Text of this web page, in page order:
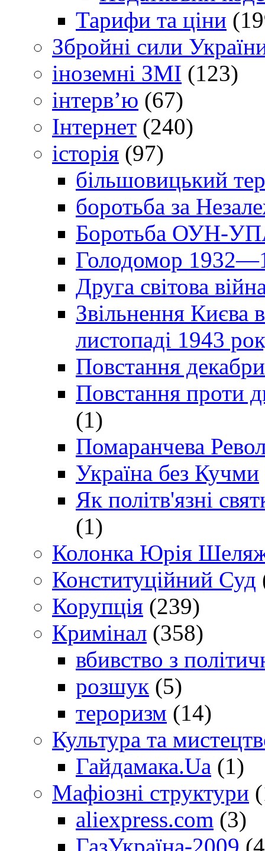
Тарифи та ціни
Збройні сили
іноземні ЗМІ (123)
інтерв’ю (67)
Інтернет (240)
історія (97)
більшовицький
боротьба за
Боротьба ОУН-УПА
Голодомор
Друга світова
Звільнення Києва
листопаді 1943
Повстання
Повстання проти
(1)
Помаранчева
Україна без Кучми
Як політв'язні
(1)
Колонка Юрія
Конституційний Суд
Корупція (239)
Кримінал (358)
вбивство з
розшук (5)
тероризм (14)
Культура та
Гайдамака.Ua (1)
Мафіозні структури
aliexpress.com (3)
ГазУкраїна-2009